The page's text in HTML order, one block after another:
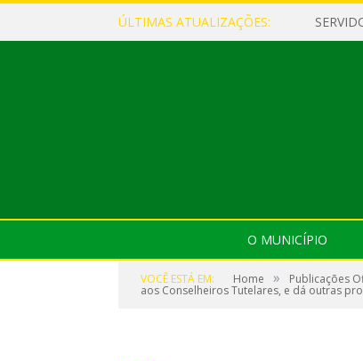
ÚLTIMAS ATUALIZAÇÕES:
O MUNICÍPIO
VOCÊ ESTÁ EM: Home » Publicações
aos Conselheiros Tutelares, e dá outras